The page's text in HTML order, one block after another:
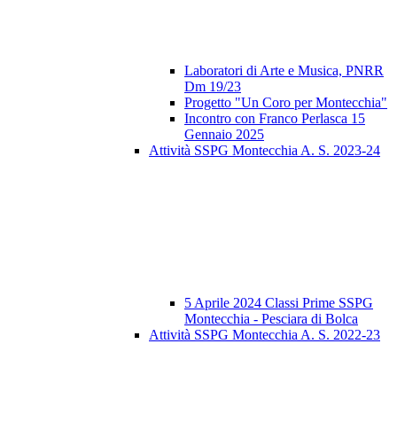
Laboratori di Arte e Musica, PNRR
Dm 19/23
Progetto "Un Coro per Montecchia"
Incontro con Franco Perlasca 15
Gennaio 2025
Attività SSPG Montecchia A. S. 2023-24
5 Aprile 2024 Classi Prime SSPG
Montecchia - Pesciara di Bolca
Attività SSPG Montecchia A. S. 2022-23